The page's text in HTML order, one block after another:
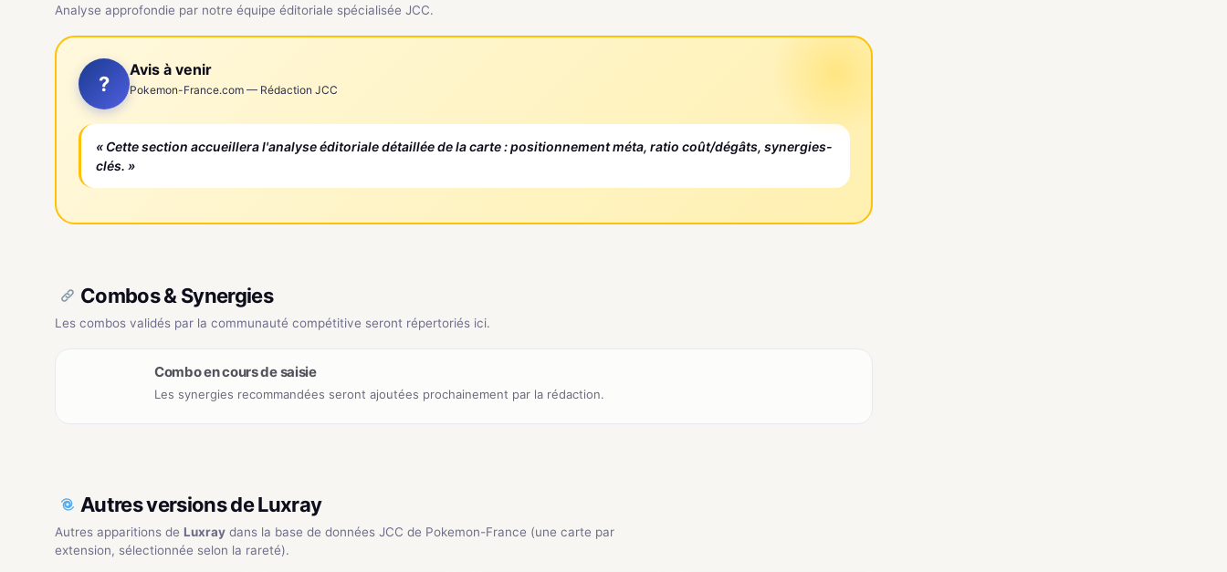
Analyse approfondie par notre équipe éditoriale spécialisée JCC.
?
Avis à venir
Pokemon-France.com — Rédaction JCC
« Cette section accueillera l'analyse éditoriale détaillée de la carte : positionnement méta, ratio coût/dégâts, synergies-
clés. »
Combos & Synergies
Les combos validés par la communauté compétitive seront répertoriés ici.
Combo en cours de saisie
Les synergies recommandées seront ajoutées prochainement par la rédaction.
Autres versions de Luxray
Autres apparitions de Luxray dans la base de données JCC de Pokemon-France (une carte par
extension, sélectionnée selon la rareté).